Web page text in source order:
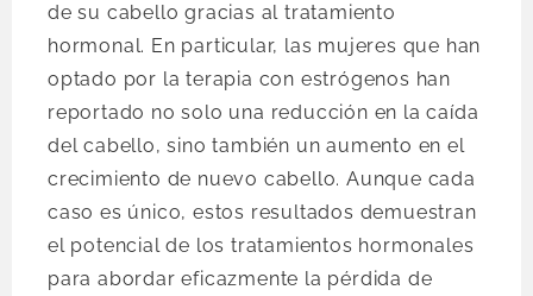
de su cabello gracias al tratamiento
hormonal. En particular, las mujeres que han
optado por la terapia con estrógenos han
reportado no solo una reducción en la caída
del cabello, sino también un aumento en el
crecimiento de nuevo cabello. Aunque cada
caso es único, estos resultados demuestran
el potencial de los tratamientos hormonales
para abordar eficazmente la pérdida de